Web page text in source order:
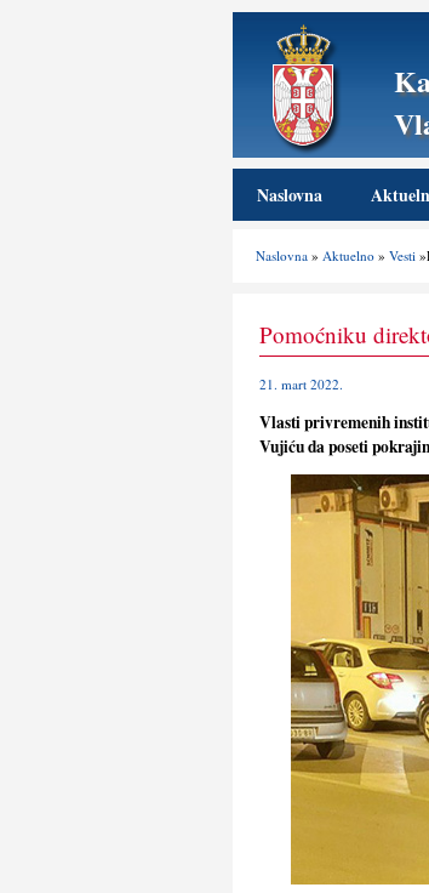
Naslovna
Naslovna »Aktuelno »Vesti
Pomoćniku
21. mart 2022.
Vlasti privremenih
Vujiću da poseti